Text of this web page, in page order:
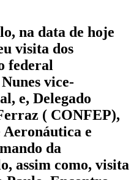
na data de hoje
visita dos
federal
vice-
e, Delegado
( CONFEP),
Aeronáutica e
da
assim como, visita